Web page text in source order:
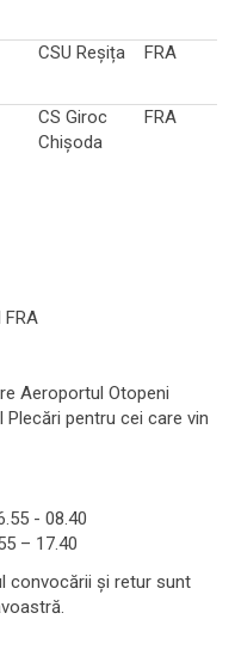
CSU Reșița FRA
CS Giroc
Chișoda
FRA
FRA
Aeroportul Otopeni
Plecări pentru cei care vin
- 08.40
– 17.40
convocării și retur sunt